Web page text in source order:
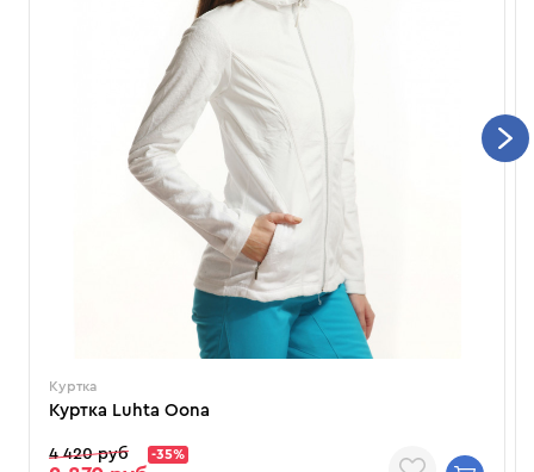
Куртка
Куртка Luhta Oona
4 420 руб -35%